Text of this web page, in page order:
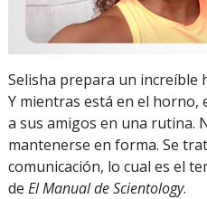
Selisha prepara un increíble
Y mientras está en el
a sus amigos en una rutina.
mantenerse en forma. Se
comunicación, lo cual es el
de El Manual de Scientology.